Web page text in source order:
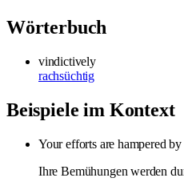
Wörterbuch
vindictively
rachsüchtig
Beispiele im Kontext
Your efforts are hampered
Ihre Bemühungen werden